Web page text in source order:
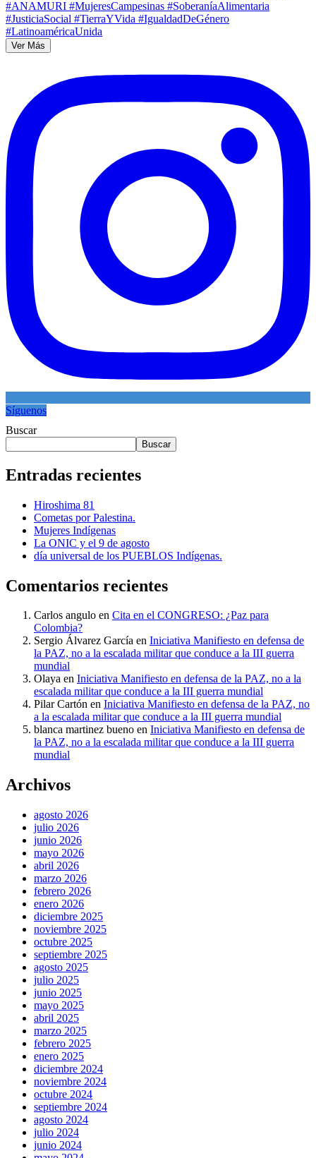
Ver Más
Síguenos
Buscar
Buscar
Entradas recientes
Hiroshima 81
Cometas por Palestina.
Mujeres Indígenas
La ONIC y el 9 de agosto
día universal de los PUEBLOS Indígenas.
Comentarios recientes
Carlos angulo en Cita en el CONGRESO: ¿Paz para
Colombia?
Sergio Álvarez García en Iniciativa Manifiesto en defensa de
la PAZ, no a la escalada militar que conduce a la III guerra
mundial
Olaya en Iniciativa Manifiesto en defensa de la PAZ, no a la
escalada militar que conduce a la III guerra mundial
Pilar Cartón en Iniciativa Manifiesto en defensa de la PAZ, no
a la escalada militar que conduce a la III guerra mundial
blanca martinez bueno en Iniciativa Manifiesto en defensa de
la PAZ, no a la escalada militar que conduce a la III guerra
mundial
Archivos
agosto 2026
julio 2026
junio 2026
mayo 2026
abril 2026
marzo 2026
febrero 2026
enero 2026
diciembre 2025
noviembre 2025
octubre 2025
septiembre 2025
agosto 2025
julio 2025
junio 2025
mayo 2025
abril 2025
marzo 2025
febrero 2025
enero 2025
diciembre 2024
noviembre 2024
octubre 2024
septiembre 2024
agosto 2024
julio 2024
junio 2024